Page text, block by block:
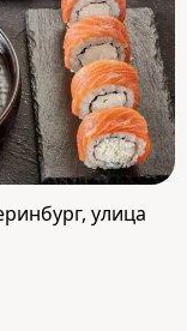
улица